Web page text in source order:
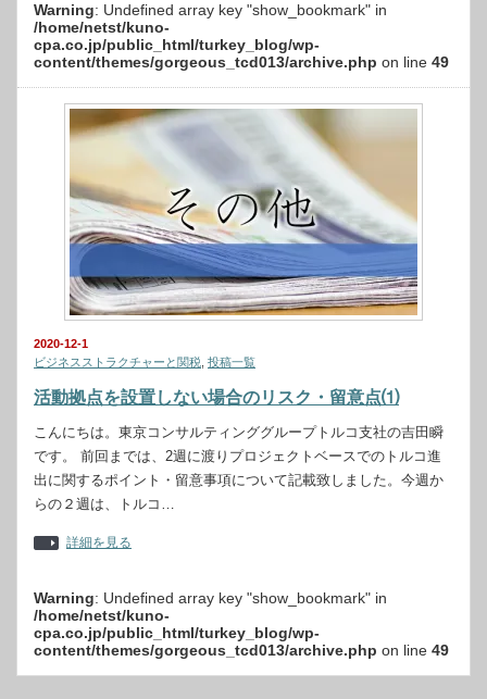
Warning: Undefined array key "show_bookmark" in
/home/netst/kuno-
cpa.co.jp/public_html/turkey_blog/wp-
content/themes/gorgeous_tcd013/archive.php on line 49
2020-12-1
ビジネスストラクチャーと関税 投稿一覧
活動拠点を設置しない場合のリスク・留意点⑴
こんにちは。東京コンサルティンググループトルコ支社の吉田瞬
です。 前回までは、2週に渡りプロジェクトベースでのトルコ進
出に関するポイント・留意事項について記載致しました。今週か
らの２週は、トルコ…
詳細を見る
Warning: Undefined array key "show_bookmark" in
/home/netst/kuno-
cpa.co.jp/public_html/turkey_blog/wp-
content/themes/gorgeous_tcd013/archive.php on line 49